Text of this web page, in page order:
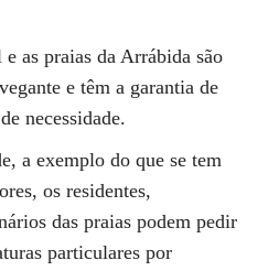
as praias da Arrábida são
e têm a garantia de
necessidade.
a exemplo do que se tem
os residentes,
das praias podem pedir
particulares por